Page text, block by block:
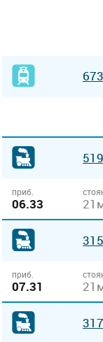
приб.
06.33
приб.
07.31